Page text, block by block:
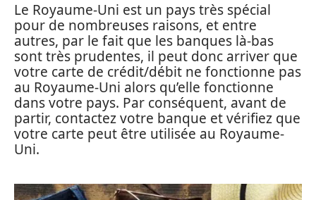
Le Royaume-Uni est un pays très spécial
pour de nombreuses raisons, et entre
autres, par le fait que les banques là-bas
sont très prudentes, il peut donc arriver que
votre carte de crédit/débit ne fonctionne pas
au Royaume-Uni alors qu’elle fonctionne
dans votre pays. Par conséquent, avant de
partir, contactez votre banque et vérifiez que
votre carte peut être utilisée au Royaume-
Uni.